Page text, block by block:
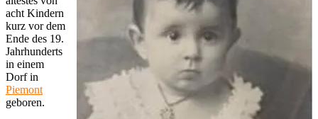
acht Kindern
kurz vor dem
Ende des 19.
Jahrhunderts
in einem
Dorf in
Piemont
geboren.